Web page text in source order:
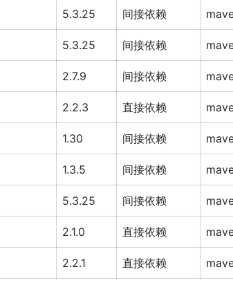
5.3.25 间接依赖
5.3.25 间接依赖
2.7.9 间接依赖
2.2.3 直接依赖
1.30 间接依赖
1.3.5 间接依赖
5.3.25 间接依赖
2.1.0 直接依赖
2.2.1 直接依赖